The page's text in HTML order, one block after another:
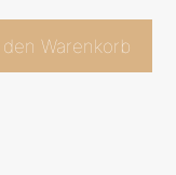
den Warenkorb